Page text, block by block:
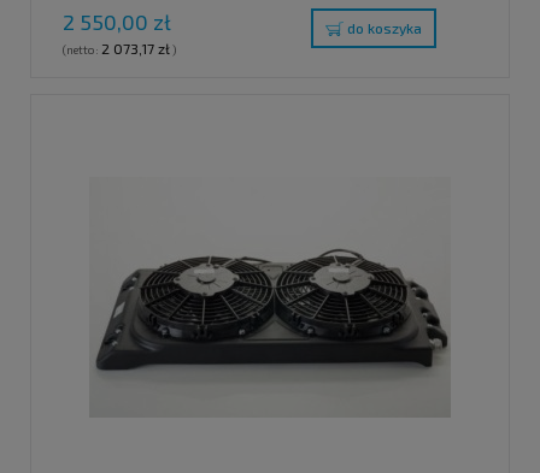
2 550,00 zł
(netto: 2 073,17 zł)
do koszyka